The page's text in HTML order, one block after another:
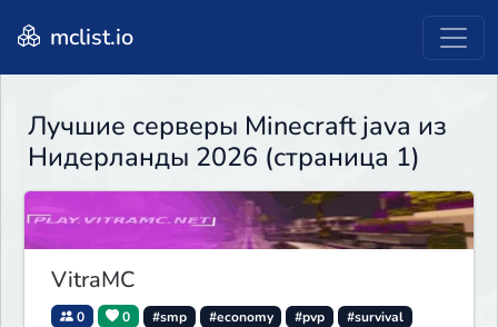
mclist.io
Лучшие серверы Minecraft java из
Нидерланды 2026 (страница 1)
VitraMC
0 0 #smp #economy #pvp
#survival